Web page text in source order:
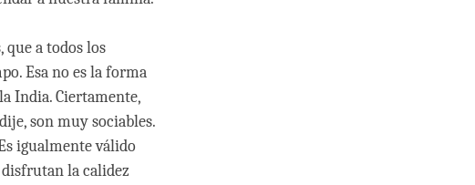
a todos los
Esa no es la forma
India. Ciertamente,
son muy sociables.
igualmente válido
la calidez